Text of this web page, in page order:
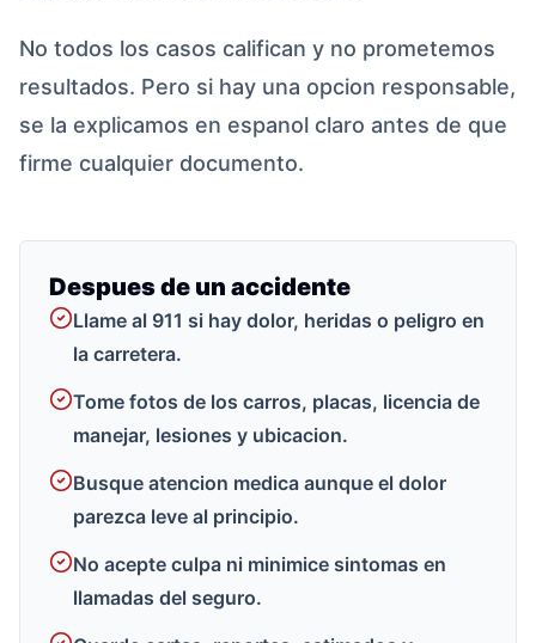
No todos los casos califican y no prometemos
resultados. Pero si hay una opcion responsable,
se la explicamos en espanol claro antes de que
firme cualquier documento.
Despues de un accidente
Llame al 911 si hay dolor, heridas o peligro en
la carretera.
Tome fotos de los carros, placas, licencia de
manejar, lesiones y ubicacion.
Busque atencion medica aunque el dolor
parezca leve al principio.
No acepte culpa ni minimice sintomas en
llamadas del seguro.